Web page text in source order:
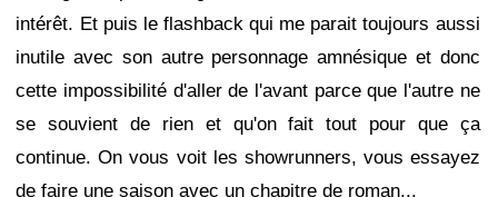
intérêt. Et puis le flashback qui me parait toujours aussi
inutile avec son autre personnage amnésique et donc
cette impossibilité d'aller de l'avant parce que l'autre ne
se souvient de rien et qu'on fait tout pour que ça
continue. On vous voit les showrunners, vous essayez
de faire une saison avec un chapitre de roman...